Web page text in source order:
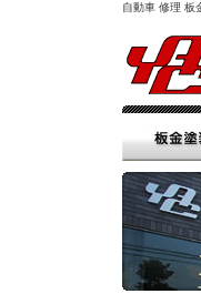
自動車 修理 板